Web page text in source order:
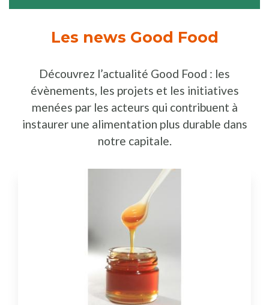
Les news Good Food
Découvrez l’actualité Good Food : les
évènements, les projets et les initiatives
menées par les acteurs qui contribuent à
instaurer une alimentation plus durable dans
notre capitale.